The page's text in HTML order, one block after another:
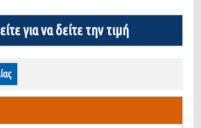
για να δείτε την τιμή